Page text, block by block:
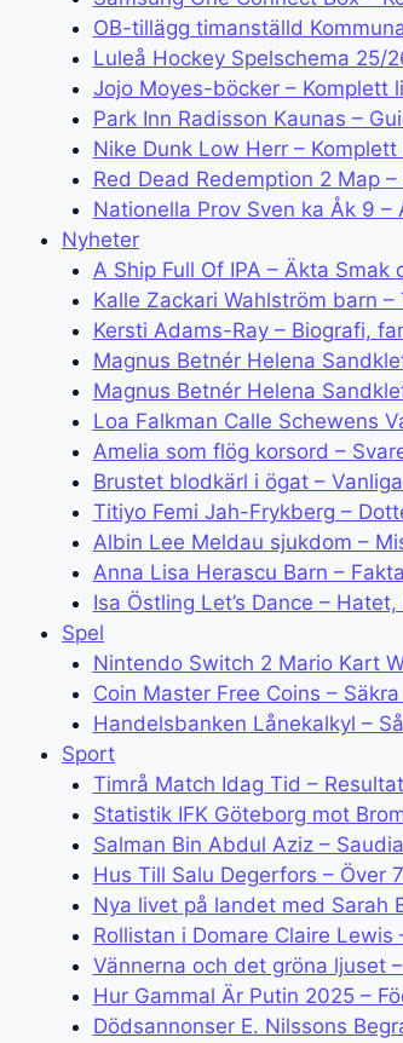
OB-tillägg timanställd
Luleå Hockey Spelschema 25/
Jojo Moyes-böcker – Komplett
Park Inn Radisson Kaunas –
Nike Dunk Low Herr –
Red Dead Redemption 2 Map
Nationella Prov Sven ka Åk 9
Nyheter
A Ship Full Of IPA – Äkta Smak
Kalle Zackari Wahlström barn
Kersti Adams-Ray – Biografi,
Magnus Betnér Helena
Magnus Betnér Helena
Loa Falkman Calle Schewens
Amelia som flög korsord –
Brustet blodkärl i ögat –
Titiyo Femi Jah-Frykberg –
Albin Lee Meldau sjukdom –
Anna Lisa Herascu Barn –
Isa Östling Let’s Dance –
Spel
Nintendo Switch 2 Mario Kart
Coin Master Free Coins –
Handelsbanken Lånekalkyl –
Sport
Timrå Match Idag Tid –
Statistik IFK Göteborg mot
Salman Bin Abdul Aziz –
Hus Till Salu Degerfors – Över
Nya livet på landet med Sarah
Rollistan i Domare Claire
Vännerna och det gröna ljuset
Hur Gammal Är Putin 2025 –
Dödsannonser E. Nilssons